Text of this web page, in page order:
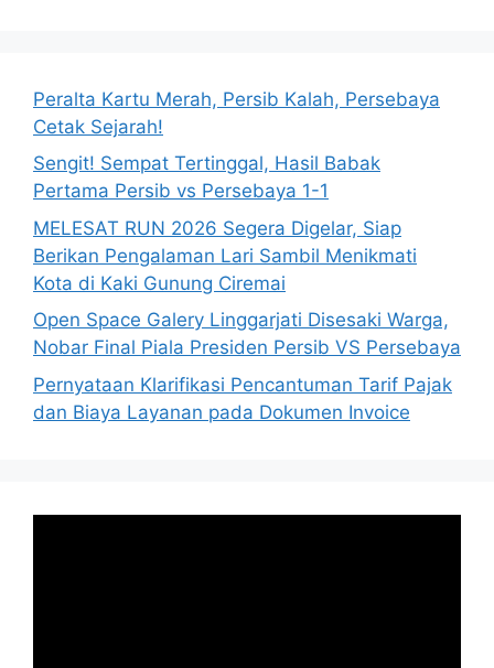
Peralta Kartu Merah, Persib Kalah, Persebaya
Cetak Sejarah!
Sengit! Sempat Tertinggal, Hasil Babak
Pertama Persib vs Persebaya 1-1
MELESAT RUN 2026 Segera Digelar, Siap
Berikan Pengalaman Lari Sambil Menikmati
Kota di Kaki Gunung Ciremai
Open Space Galery Linggarjati Disesaki Warga,
Nobar Final Piala Presiden Persib VS Persebaya
Pernyataan Klarifikasi Pencantuman Tarif Pajak
dan Biaya Layanan pada Dokumen Invoice